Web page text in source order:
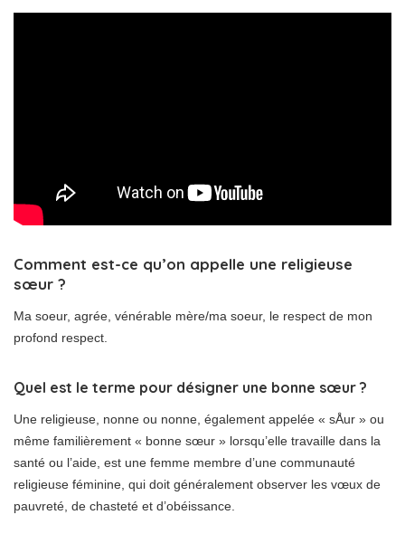
Comment est-ce qu’on appelle une religieuse
sœur ?
Ma soeur, agrée, vénérable mère/ma soeur, le respect de mon
profond respect.
Quel est le terme pour désigner une bonne sœur ?
Une religieuse, nonne ou nonne, également appelée « sÅur » ou
même familièrement « bonne sœur » lorsqu’elle travaille dans la
santé ou l’aide, est une femme membre d’une communauté
religieuse féminine, qui doit généralement observer les vœux de
pauvreté, de chasteté et d’obéissance.